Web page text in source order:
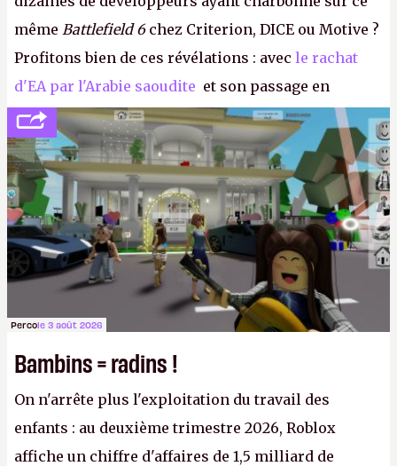
même Battlefield 6chez Criterion, DICE ou Motive ?
Profitons bien de ces révélations : avec le rachat
d'EA par l'Arabie saoudite et son passage en
société privée, l'éditeur n'aura bientôt plus
l'obligation de publier ses bilans. Encore une
victoire pour la transparence.P.
Percole 3 août 2026
Bambins = radins !
On n'arrête plus l'exploitation du travail des
enfants : au deuxième trimestre 2026, Roblox
affiche un chiffre d'affaires de 1,5 milliard de